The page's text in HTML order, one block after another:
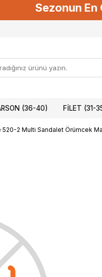
Sezonun
(36-40) FILET (31-
520-2 Multi Sandalet Örümcek